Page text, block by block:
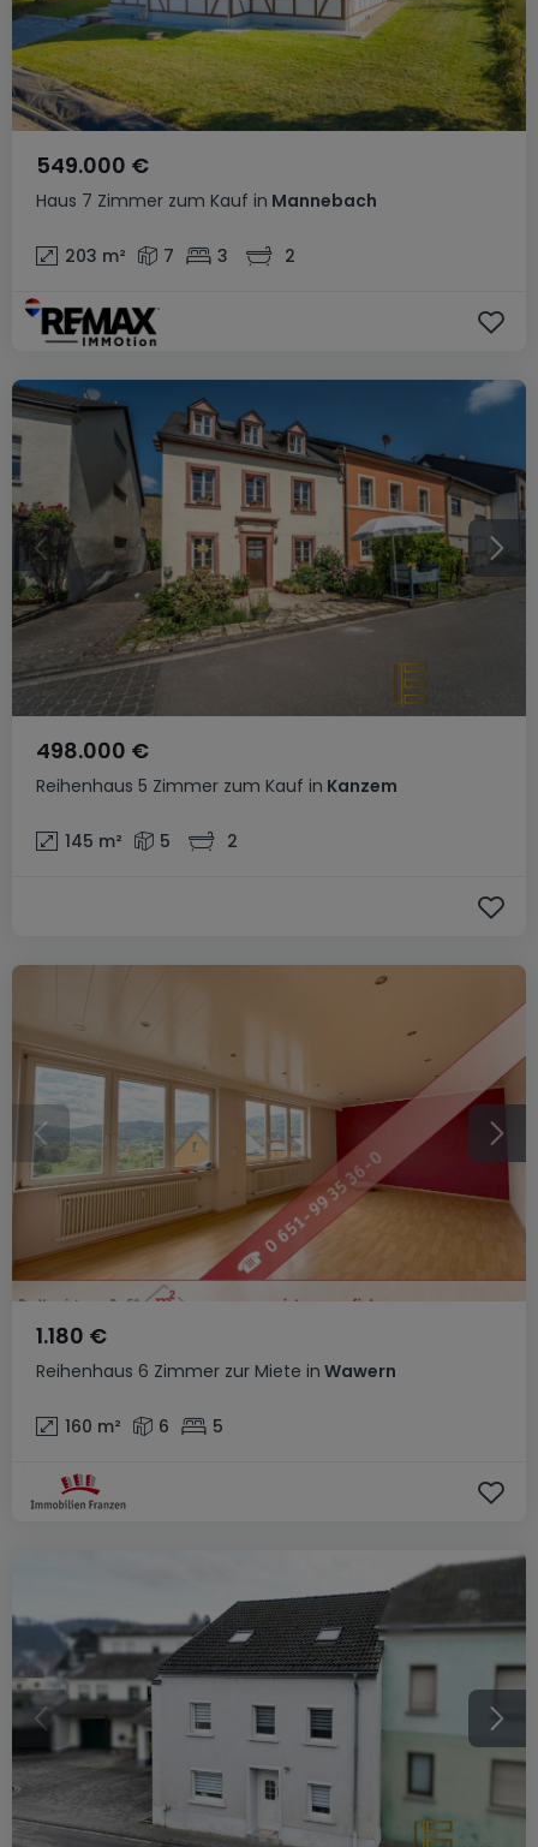
Haus 7 Zimmer zum Kauf in Mannebach
549.000 €
203 m² 7 3 2
Reihenhaus 5 Zimmer zum Kauf in Kanzem
498.000 €
145 m² 5 2
Reihenhaus 6 Zimmer zur Miete in Wawern
1.180 €
160 m² 6 5